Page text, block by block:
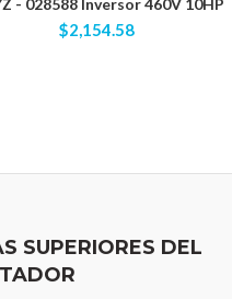
- 028588 Inversor 460V 10HP
$2,154.58
SUPERIORES DEL